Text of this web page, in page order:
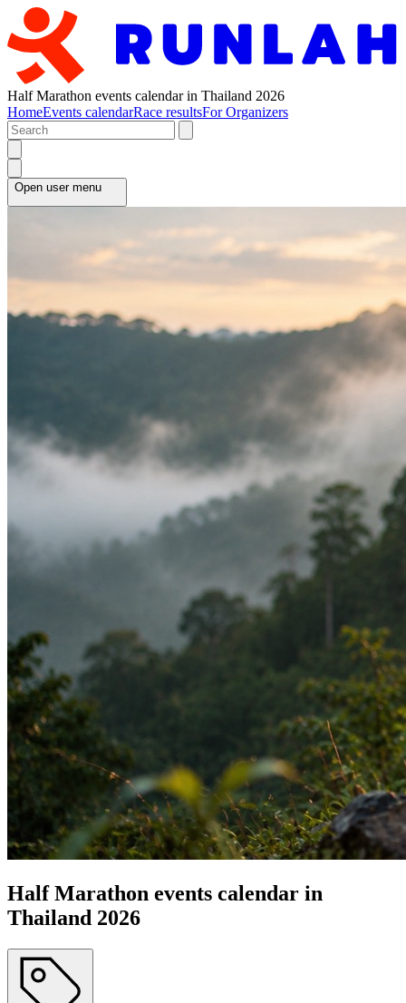
Half Marathon events calendar in Thailand 2026
HomeEvents calendarRace resultsFor Organizers
Open user menu
Half Marathon events calendar in
Thailand 2026